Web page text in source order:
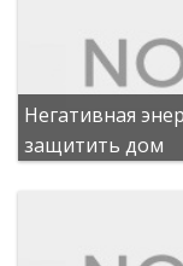
Негативная
защитить дом